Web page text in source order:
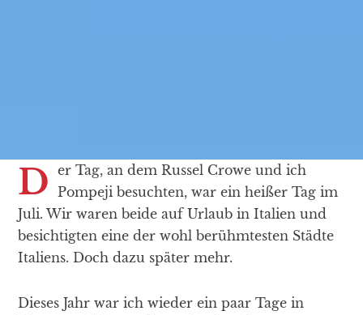
Der Tag, an dem Russel Crowe und ich Pompeji besuchten, war ein heißer Tag im
Juli. Wir waren beide auf Urlaub in Italien und
besichtigten eine der wohl berühmtesten Städte
Italiens. Doch dazu später mehr.
Dieses Jahr war ich wieder ein paar Tage in